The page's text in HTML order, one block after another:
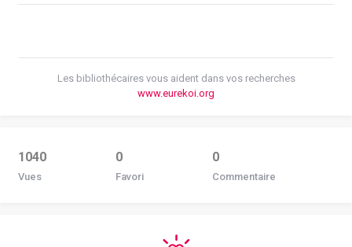
Les bibliothécaires vous aident dans vos recherches
www.eurekoi.org
1040
Vues
0
Favori
0
Commentaire